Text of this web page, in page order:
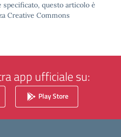
questo articolo è
Creative Commons
app ufficiale su:
Play Store